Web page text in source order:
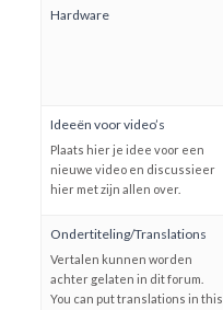
Hardware
Ideeën voor video’s
Plaats hier je idee voor een
nieuwe video en discussieer
hier met zijn allen over.
Ondertiteling/Translations
Vertalen kunnen worden
achter gelaten in dit forum.
You can put translations in this